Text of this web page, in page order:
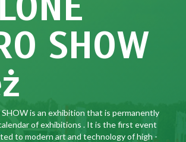
SHOW
SHOW is an exhibition that is permanently
of exhibitions . It is the first event
to modern art and technology of high -